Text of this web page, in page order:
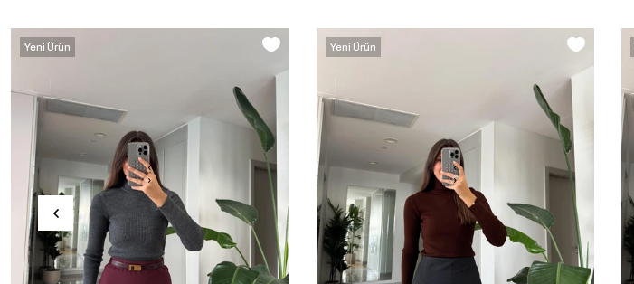
‹
›
Yeni Ürün
‹
›
Yeni Ürün